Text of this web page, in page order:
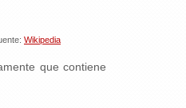
Wikipedia
que contiene